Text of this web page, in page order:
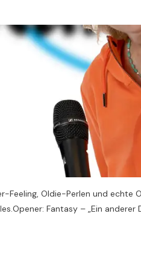
Oldie-Perlen und
Fantasy – „Ein anderer